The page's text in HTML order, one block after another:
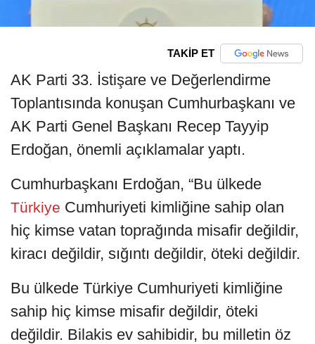
TAKİP ET
AK Parti 33. İstişare ve Değerlendirme
Toplantısında konuşan Cumhurbaşkanı ve
AK Parti Genel Başkanı Recep Tayyip
Erdoğan, önemli açıklamalar yaptı.
Cumhurbaşkanı Erdoğan, “Bu ülkede
Türkiye Cumhuriyeti kimliğine sahip olan
hiç kimse vatan toprağında misafir değildir,
kiracı değildir, sığıntı değildir, öteki değildir.
Bu ülkede Türkiye Cumhuriyeti kimliğine
sahip hiç kimse misafir değildir, öteki
değildir. Bilakis ev sahibidir, bu milletin öz